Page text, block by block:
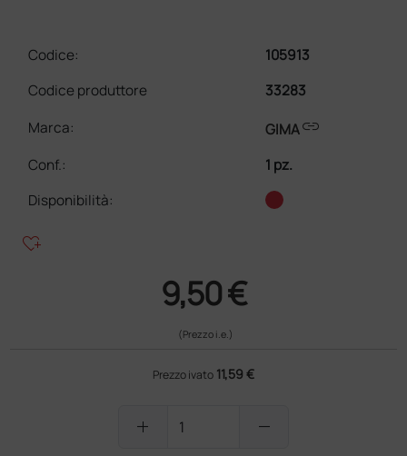
Codice:
105913
Codice produttore
33283
Marca:
GIMAlink
Conf.:
1 pz.
Disponibilità:
heart_plus
9,50 €
(Prezzo i.e.)
Prezzo ivato 11,59 €
add remove